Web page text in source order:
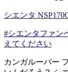
シエンタ
#シエンタファン
えてください
カンガルーバー